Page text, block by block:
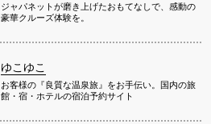
ジャパネットが磨き上げたおもてなしで、感動の
豪華クルーズ体験を。
ゆこゆこ
お客様の『良質な温泉旅』をお手伝い。国内の旅
館・宿・ホテルの宿泊予約サイト